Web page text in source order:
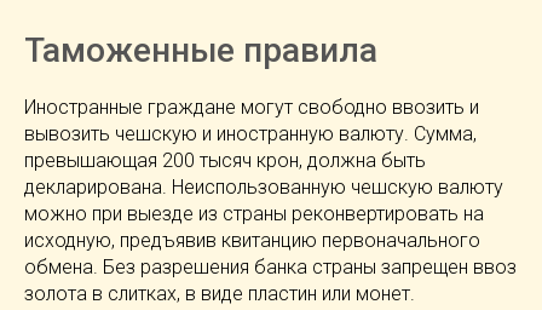
Таможенные правила
Иностранные граждане могут свободно ввозить и
вывозить чешскую и иностранную валюту. Сумма,
превышающая 200 тысяч крон, должна быть
декларирована. Неиспользованную чешскую валюту
можно при выезде из страны реконвертировать на
исходную, предъявив квитанцию первоначального
обмена. Без разрешения банка страны запрещен ввоз
золота в слитках, в виде пластин или монет.